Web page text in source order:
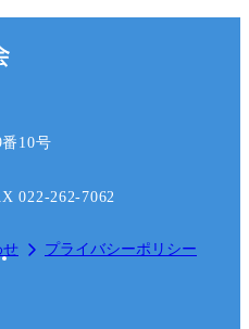
10号
022-262-7062
せ
プライバシーポリシー